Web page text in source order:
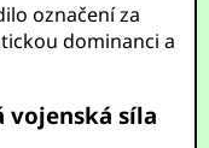
označení za
dominanci a
vojenská síla